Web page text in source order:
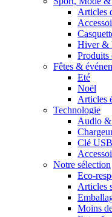
Articles
Hiver &
Produits
Fêtes &
Eté
Noël
Articles
Technologie
Audio &
Clé USB
Notre sélection
Eco-
Articles
Moins